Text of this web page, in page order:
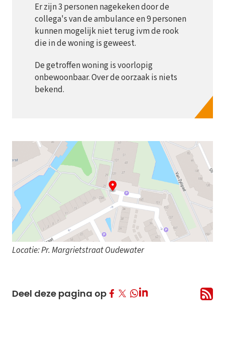
Er zijn 3 personen nagekeken door de
collega's van de ambulance en 9 personen
kunnen mogelijk niet terug ivm de rook
die in de woning is geweest.
De getroffen woning is voorlopig
onbewoonbaar. Over de oorzaak is niets
bekend.
Locatie: Pr. Margrietstraat Oudewater
Deel deze pagina opDeel op Facebook
Deel op Twitter
Deel op Whatsapp
Deel op LinkedIn